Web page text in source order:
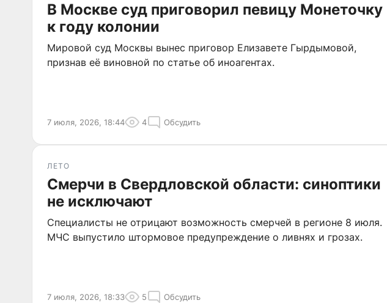
В Москве суд приговорил певицу Монеточку
к году колонии
Мировой суд Москвы вынес приговор Елизавете Гырдымовой,
признав её виновной по статье об иноагентах.
7 июля, 2026, 18:44 4 Обсудить
ЛЕТО
Смерчи в Свердловской области: синоптики
не исключают
Специалисты не отрицают возможность смерчей в регионе 8 июля.
МЧС выпустило штормовое предупреждение о ливнях и грозах.
7 июля, 2026, 18:33 5 Обсудить